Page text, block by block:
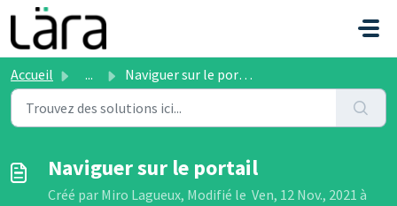
Passer au contenu principal
Accueil ... Naviguer sur le portail
Naviguer sur le portail
Créé par Miro Lagueux, Modifié le Ven, 12 Nov., 2021 à